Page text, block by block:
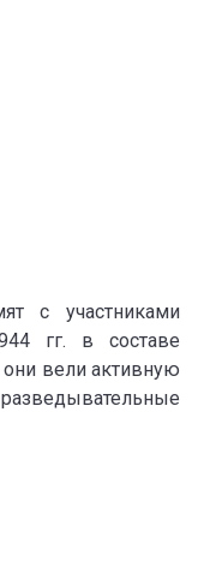
с участниками
гг. в составе
вели активную